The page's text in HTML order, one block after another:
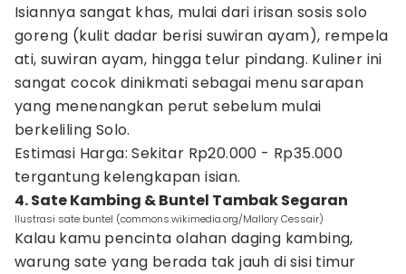
Isiannya sangat khas, mulai dari irisan sosis solo
goreng (kulit dadar berisi suwiran ayam), rempela
ati, suwiran ayam, hingga telur pindang. Kuliner ini
sangat cocok dinikmati sebagai menu sarapan
yang menenangkan perut sebelum mulai
berkeliling Solo.
Estimasi Harga: Sekitar Rp20.000 - Rp35.000
tergantung kelengkapan isian.
4. Sate Kambing & Buntel Tambak Segaran
Ilustrasi sate buntel (commons.wikimedia.org/Mallory Cessair)
Kalau kamu pencinta olahan daging kambing,
warung sate yang berada tak jauh di sisi timur